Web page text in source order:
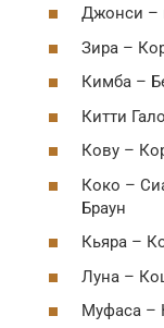
Джонси –
Зира –
Кимба –
Китти
Кову –
Коко –
Браун
Кьяра –
Луна –
Муфаса –